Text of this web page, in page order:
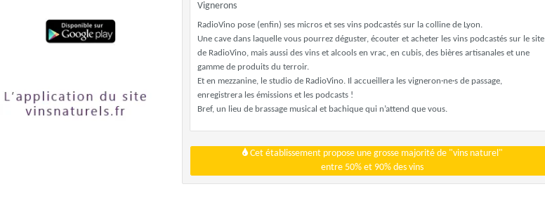
Vignerons
RadioVino pose (enfin) ses micros et ses vins podcastés sur la colline de Lyon.
Une cave dans laquelle vous pourrez déguster, écouter et acheter les vins podcastés sur le site
de RadioVino, mais aussi des vins et alcools en vrac, en cubis, des bières artisanales et une
gamme de produits du terroir.
Et en mezzanine, le studio de RadioVino. Il accueillera les vigneron·ne·s de passage,
enregistrera les émissions et les podcasts !
Bref, un lieu de brassage musical et bachique qui n’attend que vous.
Cet établissement propose une grosse majorité de "vins naturel"
entre 50% et 90% des vins